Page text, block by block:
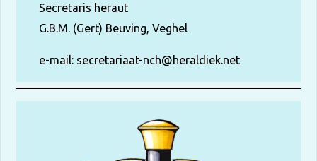
Secretaris heraut
G.B.M. (Gert) Beuving, Veghel
e-mail: secretariaat-nch@heraldiek.net